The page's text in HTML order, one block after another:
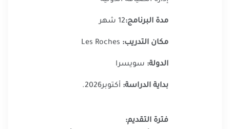
مدة البرنامج:12 شهر
مكان التدريب:
الدولة: سويسرا
بداية الدراسة: أكتوبر2026.
فترة التقديم: